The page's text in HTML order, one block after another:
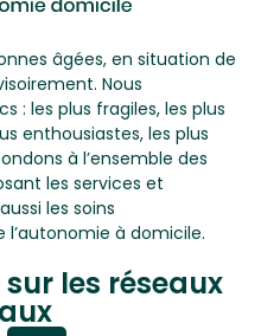
âgées, en situation de
Nous
: les plus fragiles, les plus
enthousiastes, les plus
à l’ensemble des
les services et
les soins
l’autonomie à domicile.
les réseaux